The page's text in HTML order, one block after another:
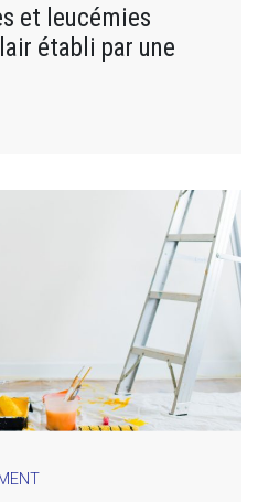
et leucémies
établi par une